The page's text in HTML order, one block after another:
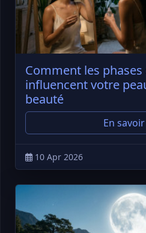
Comment les phases
influencent votre
beauté
En
10 Apr 2026